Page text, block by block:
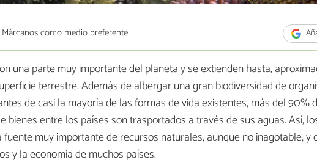
Márcanos como medio preferente
una parte muy importante del planeta y se extienden hasta,
terrestre. Además de albergar una gran biodiversidad de
de casi la mayoría de las formas de vida existentes, más del 90%
bienes entre los países son trasportados a través de sus aguas. Así,
fuente muy importante de recursos naturales, aunque no inagotable, y
y la economía de muchos países.